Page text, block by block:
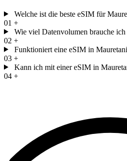
Welche ist die beste eSIM für
01 +
Wie viel Datenvolumen brauche
02 +
Funktioniert eine eSIM in
03 +
Kann ich mit einer eSIM in
04 +